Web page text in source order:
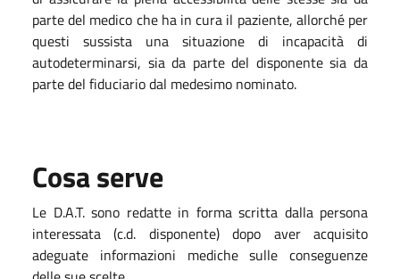
parte del medico che ha in cura il paziente, allorché per
questi sussista una situazione di incapacità di
autodeterminarsi, sia da parte del disponente sia da
parte del fiduciario dal medesimo nominato.
Cosa serve
Le D.A.T. sono redatte in forma scritta dalla persona
interessata (c.d. disponente) dopo aver acquisito
adeguate informazioni mediche sulle conseguenze